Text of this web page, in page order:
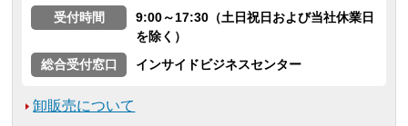
受付時間
9:00～17:30（土日祝日および当社休業日
を除く）
総合受付窓口
インサイドビジネスセンター
卸販売について